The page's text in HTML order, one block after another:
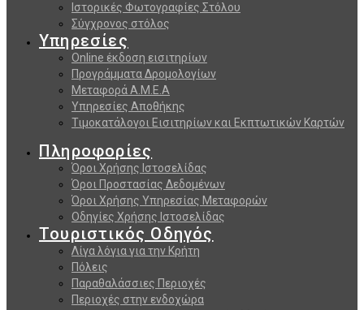
Ιστορικές Φωτογραφίες Στόλου
Σύγχρονος στόλος
Υπηρεσίες
Online έκδοση εισιτηρίων
Προγράμματα Δρομολογίων
Μεταφορά Α.Μ.Ε.Α
Υπηρεσίες Αποθήκης
Τιμοκατάλογοι Εισιτηρίων και Εκπτωτικών Καρτών
Πληροφορίες
Όροι Χρήσης Ιστοσελίδας
Όροι Προστασίας Δεδομένων
Όροι Χρήσης Υπηρεσίας Μεταφορών
Οδηγίες Χρήσης Ιστοσελίδας
Τουριστικός Οδηγός
Λίγα λόγια για την Κρήτη
Πόλεις
Παραθαλάσσιες Περιοχές
Περιοχές στην ενδοχώρα